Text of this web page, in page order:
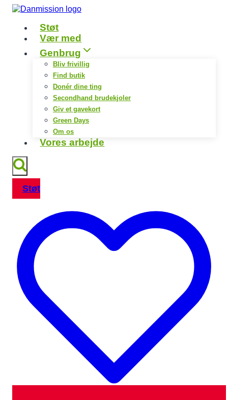
Fortsæt
indhold
Støt
Vær med
Genbrug
Bliv frivillig
Find butik
Donér dine ting
Secondhand brudekjoler
Giv et gavekort
Green Days
Om os
Vores arbejde
Støt